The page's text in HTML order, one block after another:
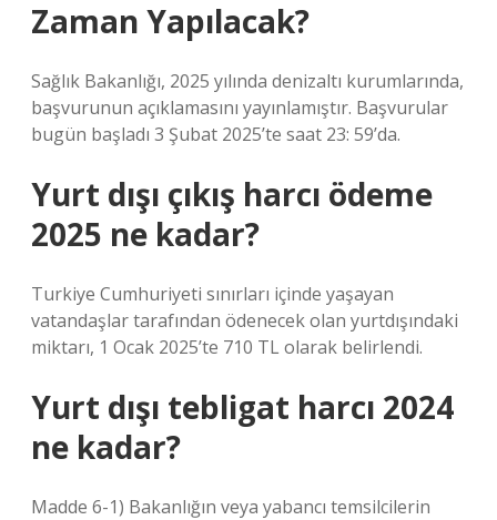
Zaman Yapılacak?
Sağlık Bakanlığı, 2025 yılında denizaltı kurumlarında,
başvurunun açıklamasını yayınlamıştır. Başvurular
bugün başladı 3 Şubat 2025’te saat 23: 59’da.
Yurt dışı çıkış harcı ödeme
2025 ne kadar?
Turkiye Cumhuriyeti sınırları içinde yaşayan
vatandaşlar tarafından ödenecek olan yurtdışındaki
miktarı, 1 Ocak 2025’te 710 TL olarak belirlendi.
Yurt dışı tebligat harcı 2024
ne kadar?
Madde 6-1) Bakanlığın veya yabancı temsilcilerin